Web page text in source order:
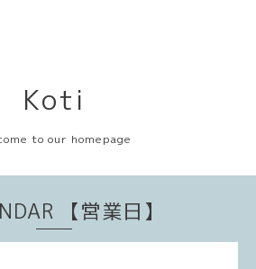
Koti
to our homepage
【営業日】